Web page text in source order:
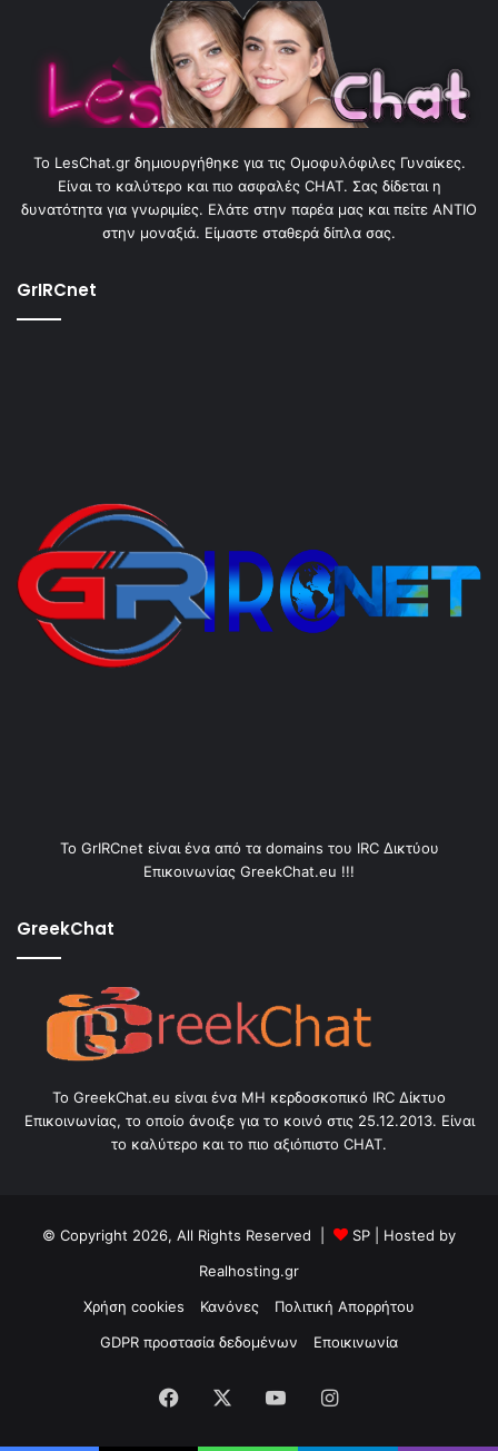
To LesChat.gr δημιουργήθηκε για τις Ομοφυλόφιλες Γυναίκες.
Είναι το καλύτερο και πιο ασφαλές CHAT. Σας δίδεται η
δυνατότητα για γνωριμίες. Ελάτε στην παρέα μας και πείτε ΑΝΤΙΟ
στην μοναξιά. Είμαστε σταθερά δίπλα σας.
GrIRCnet
Το GrIRCnet είναι ένα από τα domains του IRC Δικτύου
Επικοινωνίας GreekChat.eu !!!
GreekChat
Το GreekChat.eu είναι ένα ΜΗ κερδοσκοπικό IRC Δίκτυο
Επικοινωνίας, το οποίο άνοιξε για το κοινό στις 25.12.2013. Είναι
το καλύτερο και το πιο αξιόπιστο CHAT.
© Copyright 2026, All Rights Reserved | SP | Hosted by
Realhosting.gr
Χρήση cookies
Κανόνες
Πολιτική Απορρήτου
GDPR προστασία δεδομένων
Εποικινωνία
Facebook YouTubeInstagram